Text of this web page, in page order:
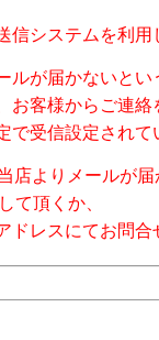
システムを利
が届かないとい
客様からご連絡
受信設定され
店よりメールが届
て頂くか、
レスにてお問合